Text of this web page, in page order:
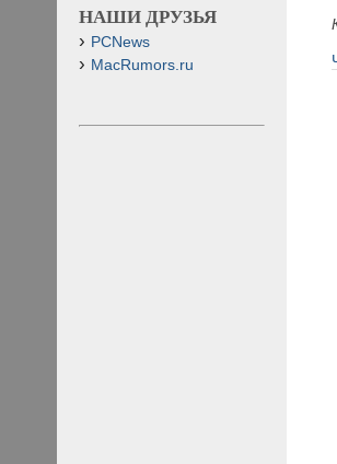
НАШИ ДРУЗЬЯ
PCNews
MacRumors.ru